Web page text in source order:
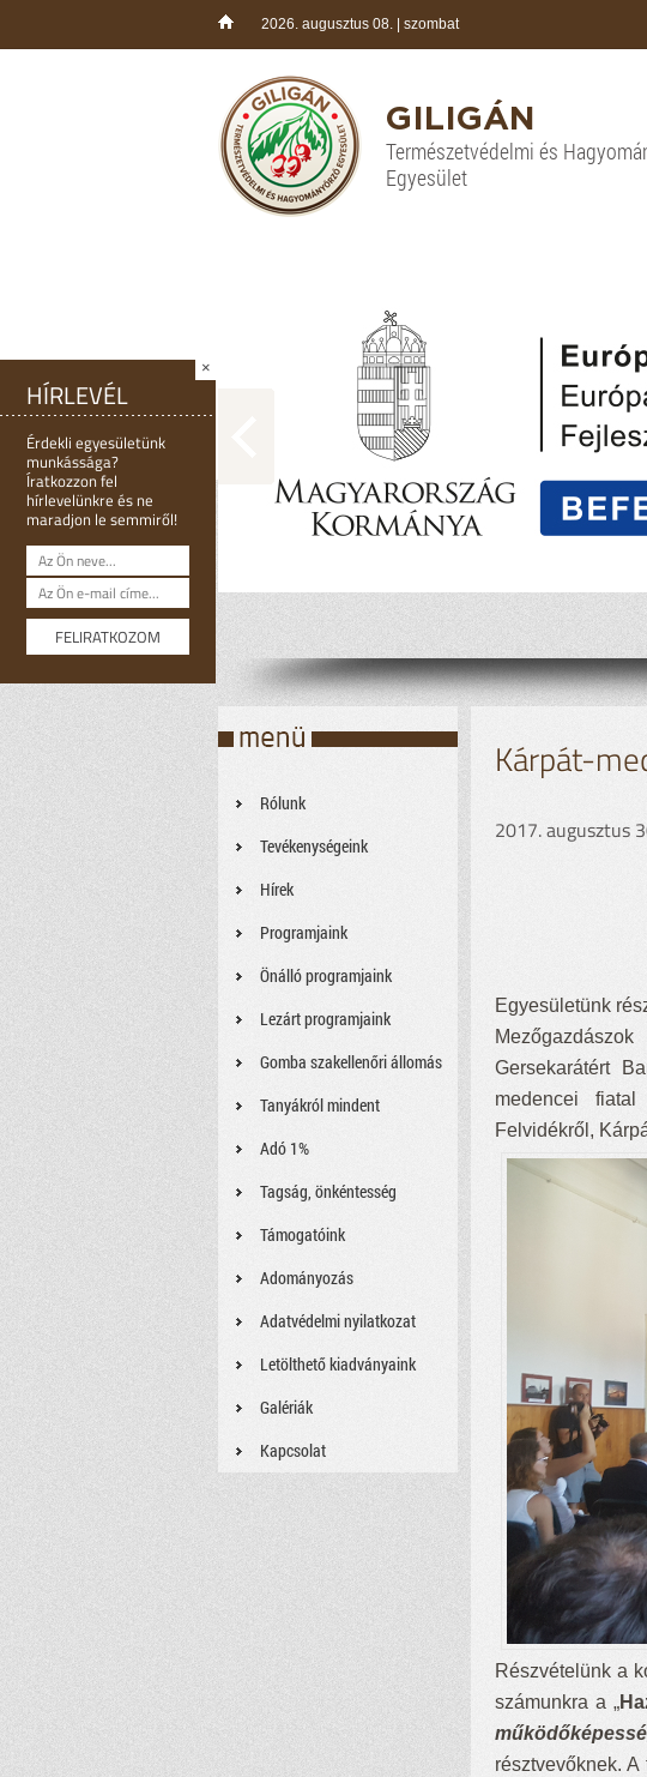
2026. augusztus 08. | szombat
GILIGÁN
Természetvédelmi és
Egyesület
Rólunk
Tevékenységeink
Hírek
Programjaink
Önálló programjaink
Lezárt programjaink
Gomba szakellenőri állomás
Tanyákról mindent
Adó 1%
Tagság, önkéntesség
Támogatóink
Adományozás
Adatvédelmi nyilatkozat
Letölthető kiadványaink
Galériák
Kapcsolat
Kárpát-
2017. augusztus
Egyesületünk
Gersekarátért
medencei
Felvidékről,
Részvételünk a
számunkra a „
résztvevőknek.
HÍRLEVÉL
Érdekli egyesületünk
munkássága?
Íratkozzon fel
hírlevelünkre és ne
maradjon le semmiről!
×